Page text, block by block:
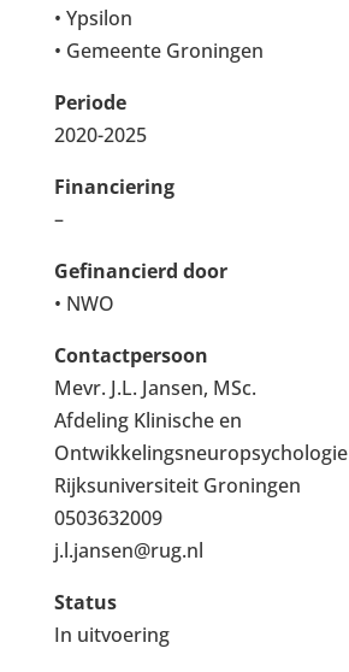
• Ypsilon
• Gemeente Groningen
Periode
2020-2025
Financiering
–
Gefinancierd door
• NWO
Contactpersoon
Mevr. J.L. Jansen, MSc.
Afdeling Klinische en
Ontwikkelingsneuropsychologie
Rijksuniversiteit Groningen
0503632009
j.l.jansen@rug.nl
Status
In uitvoering